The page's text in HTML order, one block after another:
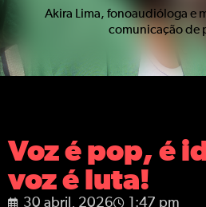
Akira Lima, fonoaudióloga e
comunicação de
Voz é pop, é
voz é luta!
30 abril, 2026 1:47 pm